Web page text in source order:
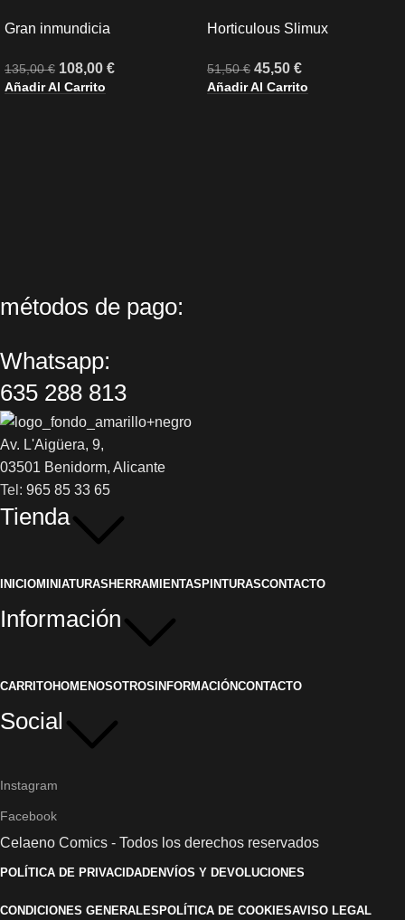
Gran inmundicia
135,00€ 108,00 €
Añadir Al Carrito
Horticulous Slimux
51,50€ 45,50 €
Añadir Al Carrito
métodos de pago:
Whatsapp:
635 288 813
Av. L'Aigüera, 9,
03501 Benidorm, Alicante
Tel: 965 85 33 65
Tienda
INICIOMINIATURASHERRAMIENTASPINTURASCONTACTO
Información
CARRITOHOMENOSOTROSINFORMACIÓNCONTACTO
Social
Instagram
Facebook
Celaeno Comics - Todos los derechos reservados
POLÍTICA DE PRIVACIDADENVÍOS Y DEVOLUCIONES
CONDICIONES GENERALESPOLÍTICA DE COOKIESAVISO LEGAL